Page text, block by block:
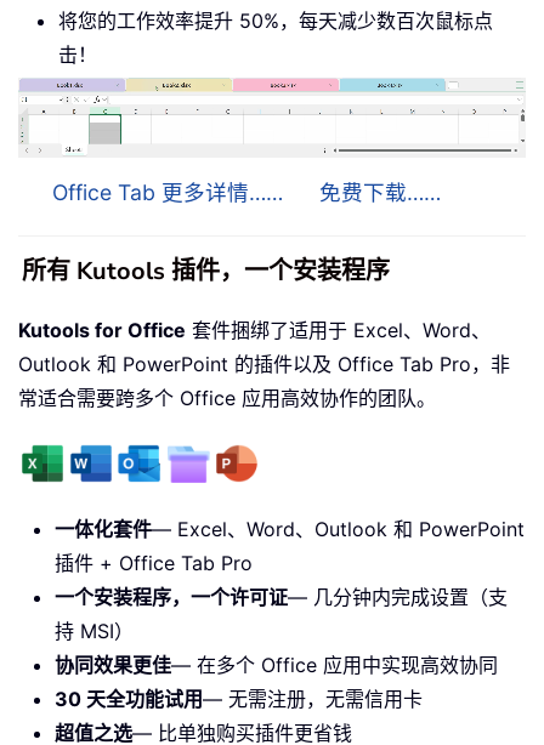
将您的工作效率提升 50%，每天减少数百次鼠标点
击！
Office Tab 更多详情…… 免费下载……
所有 Kutools 插件，一个安装程序
Kutools for Office 套件捆绑了适用于 Excel、Word、
Outlook 和 PowerPoint 的插件以及 Office Tab Pro，非
常适合需要跨多个 Office 应用高效协作的团队。
一体化套件— Excel、Word、Outlook 和 PowerPoint
插件 + Office Tab Pro
一个安装程序，一个许可证— 几分钟内完成设置（支
持 MSI）
协同效果更佳— 在多个 Office 应用中实现高效协同
30 天全功能试用— 无需注册，无需信用卡
超值之选— 比单独购买插件更省钱